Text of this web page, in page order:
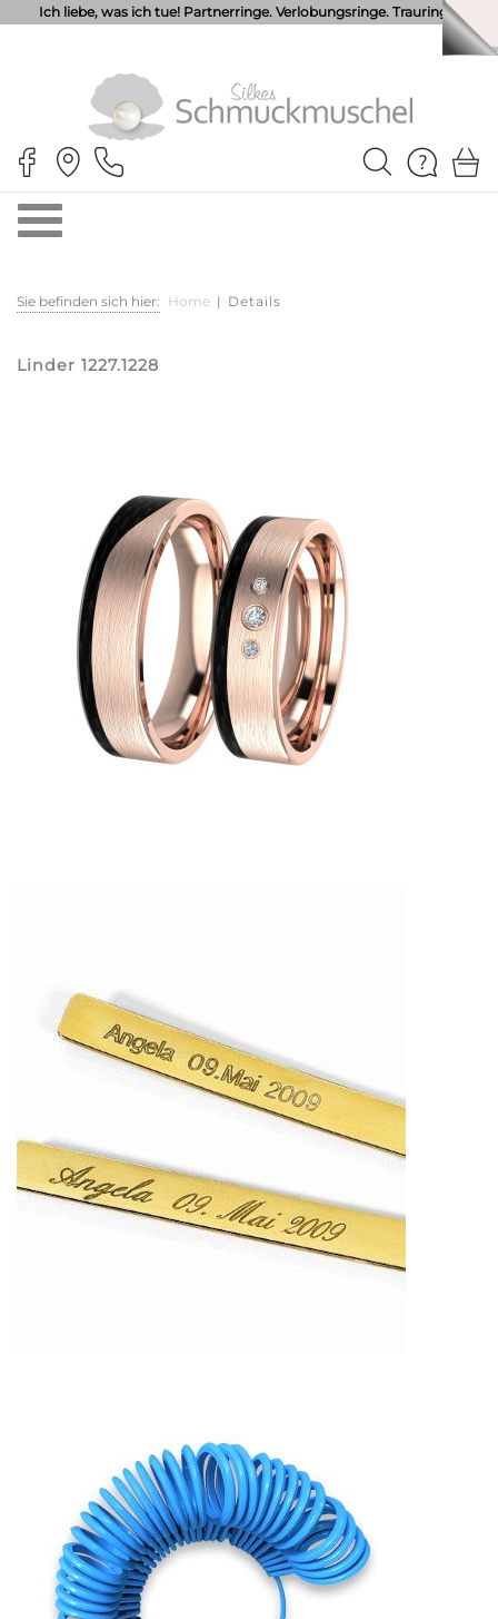
Ich liebe, was ich tue! Partnerringe. Verlobungsringe. Trauringe.
Sie befinden sich hier: Home | Details
Linder 1227.1228